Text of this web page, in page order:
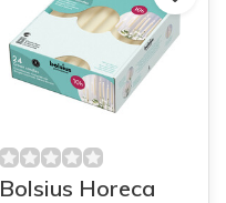
Bolsius Horeca